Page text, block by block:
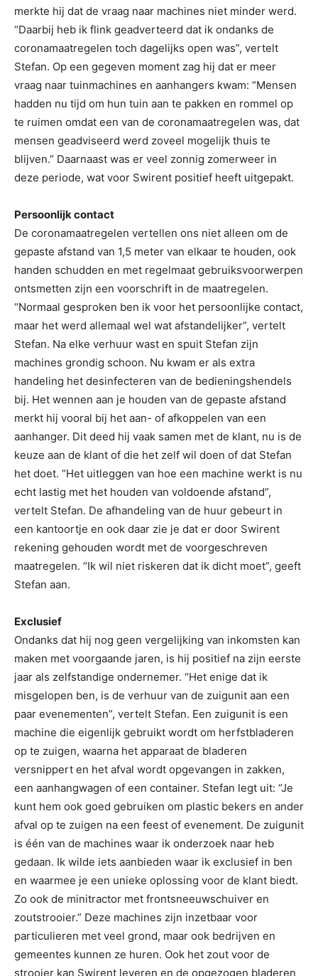
merkte hij dat de vraag naar machines niet minder werd.
“Daarbij heb ik flink geadverteerd dat ik ondanks de
coronamaatregelen toch dagelijks open was”, vertelt
Stefan. Op een gegeven moment zag hij dat er meer
vraag naar tuinmachines en aanhangers kwam: “Mensen
hadden nu tijd om hun tuin aan te pakken en rommel op
te ruimen omdat een van de coronamaatregelen was, dat
mensen geadviseerd werd zoveel mogelijk thuis te
blijven.” Daarnaast was er veel zonnig zomerweer in
deze periode, wat voor Swirent positief heeft uitgepakt.
Persoonlijk contact
De coronamaatregelen vertellen ons niet alleen om de
gepaste afstand van 1,5 meter van elkaar te houden, ook
handen schudden en met regelmaat gebruiksvoorwerpen
ontsmetten zijn een voorschrift in de maatregelen.
“Normaal gesproken ben ik voor het persoonlijke contact,
maar het werd allemaal wel wat afstandelijker”, vertelt
Stefan. Na elke verhuur wast en spuit Stefan zijn
machines grondig schoon. Nu kwam er als extra
handeling het desinfecteren van de bedieningshendels
bij. Het wennen aan je houden van de gepaste afstand
merkt hij vooral bij het aan- of afkoppelen van een
aanhanger. Dit deed hij vaak samen met de klant, nu is de
keuze aan de klant of die het zelf wil doen of dat Stefan
het doet. “Het uitleggen van hoe een machine werkt is nu
echt lastig met het houden van voldoende afstand”,
vertelt Stefan. De afhandeling van de huur gebeurt in
een kantoortje en ook daar zie je dat er door Swirent
rekening gehouden wordt met de voorgeschreven
maatregelen. “Ik wil niet riskeren dat ik dicht moet”, geeft
Stefan aan.
Exclusief
Ondanks dat hij nog geen vergelijking van inkomsten kan
maken met voorgaande jaren, is hij positief na zijn eerste
jaar als zelfstandige ondernemer. “Het enige dat ik
misgelopen ben, is de verhuur van de zuigunit aan een
paar evenementen”, vertelt Stefan. Een zuigunit is een
machine die eigenlijk gebruikt wordt om herfstbladeren
op te zuigen, waarna het apparaat de bladeren
versnippert en het afval wordt opgevangen in zakken,
een aanhangwagen of een container. Stefan legt uit: “Je
kunt hem ook goed gebruiken om plastic bekers en ander
afval op te zuigen na een feest of evenement. De zuigunit
is één van de machines waar ik onderzoek naar heb
gedaan. Ik wilde iets aanbieden waar ik exclusief in ben
en waarmee je een unieke oplossing voor de klant biedt.
Zo ook de minitractor met frontsneeuwschuiver en
zoutstrooier.” Deze machines zijn inzetbaar voor
particulieren met veel grond, maar ook bedrijven en
gemeentes kunnen ze huren. Ook het zout voor de
strooier kan Swirent leveren en de opgezogen bladeren